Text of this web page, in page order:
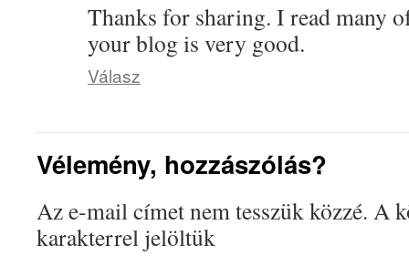
Thanks for sharing. I read many
your blog is very good.
Válasz
Vélemény, hozzászólás?
Az e-mail címet nem tesszük közzé. A
karakterrel jelöltük